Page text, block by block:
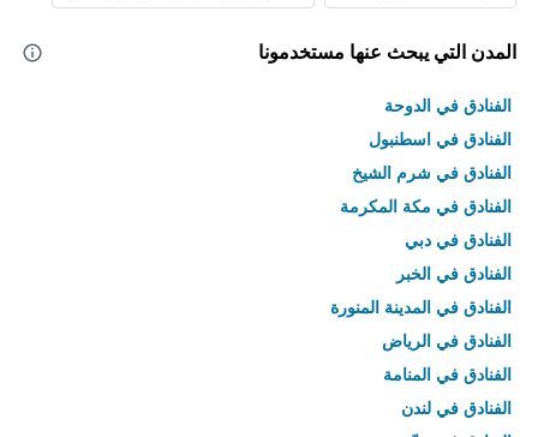
المدن التي يبحث عنها مستخدمونا
الفنادق في الدوحة
الفنادق في اسطنبول
الفنادق في شرم الشيخ
الفنادق في مكة المكرمة
الفنادق في دبي
الفنادق في الخبر
الفنادق في المدينة المنورة
الفنادق في الرياض
الفنادق في المنامة
الفنادق في لندن